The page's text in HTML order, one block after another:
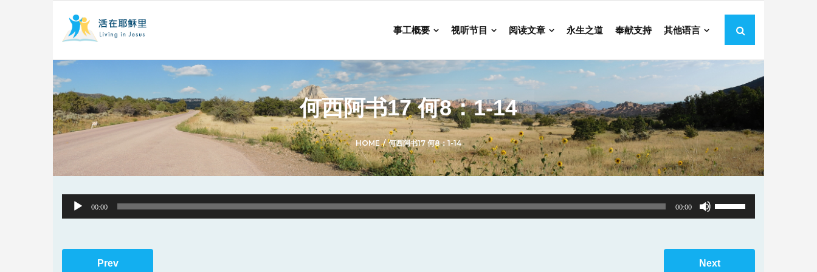
事工概要 视听节目 阅读文章 永生之道 奉献支持 其他语言
何西阿书17 何8：1-14
HOME/ 何西阿书17 何8：1-14
Audio
Player
00:00 00:00
Use
Up/Down
to
Prev Next